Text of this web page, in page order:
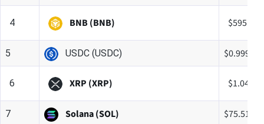
4 BNB (BNB) $595.57
5 USDC (USDC) $0.999888
6 XRP (XRP) $1.04
7 Solana (SOL) $75.51